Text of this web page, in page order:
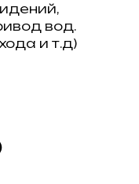
вод.
и т.д)